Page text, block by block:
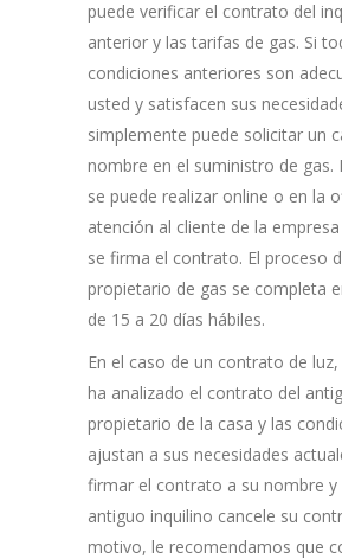
puede verificar el contrato del
anterior y las tarifas de gas. Si
condiciones anteriores son
usted y satisfacen sus
simplemente puede solicitar un
nombre en el suministro de gas.
se puede realizar online o en la
atención al cliente de la
se firma el contrato. El proceso
propietario de gas se completa
de 15 a 20 días hábiles.
En el caso de un contrato de
ha analizado el contrato del
propietario de la casa y las
ajustan a sus necesidades
firmar el contrato a su nombre y
antiguo inquilino cancele su
motivo, le recomendamos que